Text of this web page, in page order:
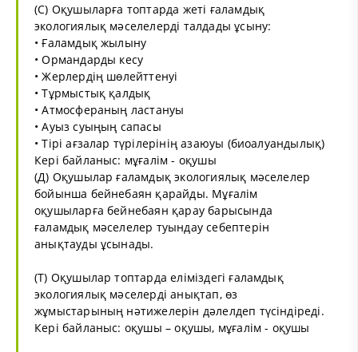
(С) Оқушыларға топтарда жеті ғаламдық
экологиялық мәселелерді талдады ұсыну:
• Ғаламдық жылыну
• Ормандарды кесу
• Жерлердің шөлейттенуі
• Тұрмыстық қалдық
• Атмосфераның ластануы
• Ауыз суыңың сапасы
• Тірі ағзалар түрілерінің азаюуы (биоалуандылық)
Кері байланыс: мұғалім - оқушы
(Д) Оқушылар ғаламдық экологиялық мәселелер
бойынша бейнебаян қарайды. Мұғалім
оқушыларға бейнебаян қарау барысында
ғаламдық мәселелер туындау себептерін
анықтауды ұсынады.
(Т) Оқушылар топтарда еліміздегі ғаламдық
экологиялық мәселерді анықтап, өз
жұмыстарының нәтижелерін дәлелдеп түсіндіреді.
Кері байланыс: оқушы – оқушы, мұғалім - оқушы